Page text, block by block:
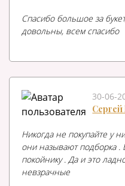
Спасибо большое за
довольны, всем спасибо
30-06-
Никогда не покупайте у
они называют подборка .
покойнику . Да и это
невзрачные